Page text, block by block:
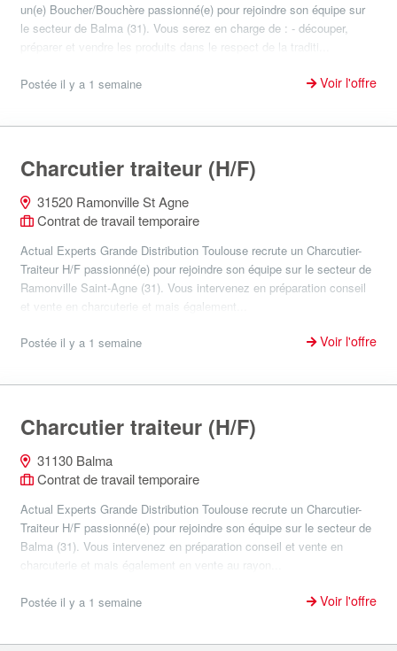
un(e) Boucher/Bouchère passionné(e) pour rejoindre son équipe sur
le secteur de Balma (31). Vous serez en charge de : - découper,
préparer et vendre les produits dans le respect de la traditi...
Postée il y a 1 semaine Voir l'offre
Charcutier traiteur (H/F)
31520 Ramonville St Agne
Contrat de travail temporaire
Actual Experts Grande Distribution Toulouse recrute un Charcutier-
Traiteur H/F passionné(e) pour rejoindre son équipe sur le secteur de
Ramonville Saint-Agne (31). Vous intervenez en préparation conseil
et vente en charcuterie et mais également...
Postée il y a 1 semaine Voir l'offre
Charcutier traiteur (H/F)
31130 Balma
Contrat de travail temporaire
Actual Experts Grande Distribution Toulouse recrute un Charcutier-
Traiteur H/F passionné(e) pour rejoindre son équipe sur le secteur de
Balma (31). Vous intervenez en préparation conseil et vente en
charcuterie et mais également en vente au rayon...
Postée il y a 1 semaine Voir l'offre